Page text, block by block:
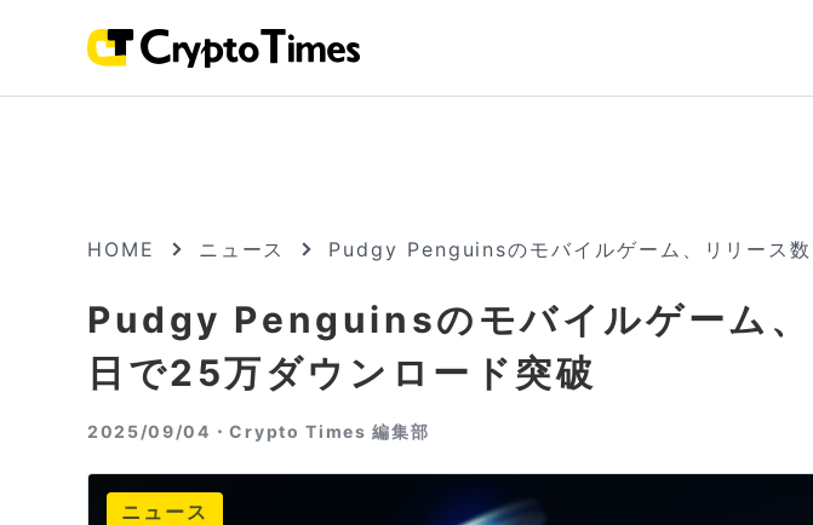
HOME ニュース Pudgy Penguinsのモバイルゲーム、リリース
Pudgy Penguinsのモバイルゲーム、
日で25万ダウンロード突破
2025/09/04・Crypto Times 編集部
ニュース